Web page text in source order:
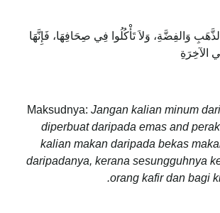
وَالفِضَّةِ، وَلاَ تَأْكُلُوا فِي صِحَافِهَا، فَإِنَّهَا
الآخِرَةِ
Maksudnya: Jangan kalian minum
diperbuat daripada emas and
kalian makan daripada bekas
daripadanya, kerana sesungguhnya
orang kafir dan bagi